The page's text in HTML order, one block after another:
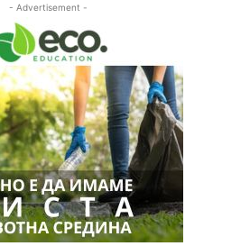
- Advertisement -